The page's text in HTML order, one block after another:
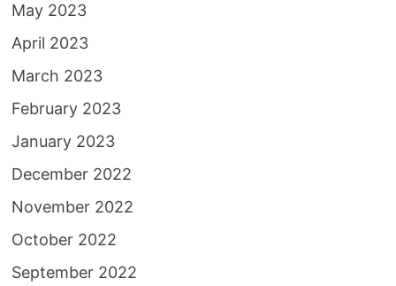
May 2023
April 2023
March 2023
February 2023
January 2023
December 2022
November 2022
October 2022
September 2022